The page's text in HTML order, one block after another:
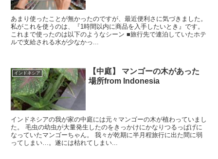
あまり使ったことが無かったのですが、最近便利さに気づきました。
私がこれを使うのは、『1時間以内に商品を入手したいとき』です。
これまで使ったのは以下のようなシーン ■旅行先で連泊していたホテ
ルで支給される水が少なかっ...
インドネシア
【中庭】 マンゴーの木があった
場所from Indonesia
インドネシアの我が家の中庭には元々マンゴーの木が植わっていまし
た。 毛虫の幼虫が大量発生したのをきっかけにかなりつるっぱげに
なっていたマンゴーちゃん。 我々が乾期に半月程旅行に出た間に弱
ってしまい…。遂には枯れてしまい...